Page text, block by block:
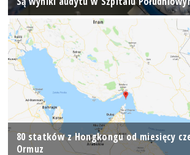
80 statków z Hongkongu od miesięcy
Ormuz